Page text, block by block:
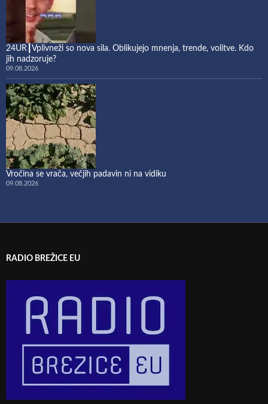
24UR┃Vplivneži so nova sila. Oblikujejo mnenja, trende, volitve. Kdo
jih nadzoruje?
09.08.2026
Vročina se vrača, večjih padavin ni na vidiku
09.08.2026
RADIO BREŽICE EU